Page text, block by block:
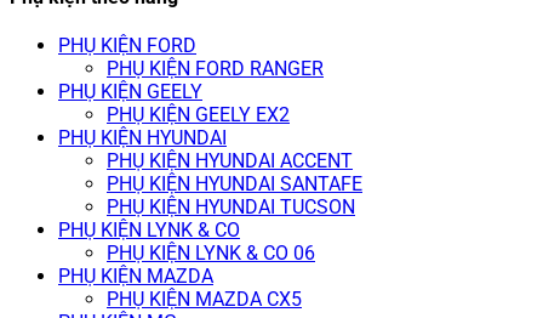
PHỤ KIỆN FORD
PHỤ KIỆN FORD RANGER
PHỤ KIỆN GEELY
PHỤ KIỆN GEELY EX2
PHỤ KIỆN HYUNDAI
PHỤ KIỆN HYUNDAI ACCENT
PHỤ KIỆN HYUNDAI SANTAFE
PHỤ KIỆN HYUNDAI TUCSON
PHỤ KIỆN LYNK & CO
PHỤ KIỆN LYNK & CO 06
PHỤ KIỆN MAZDA
PHỤ KIỆN MAZDA CX5